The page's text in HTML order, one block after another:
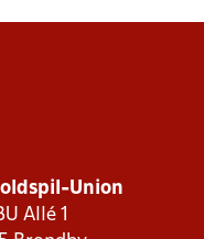
Union
Allé 1